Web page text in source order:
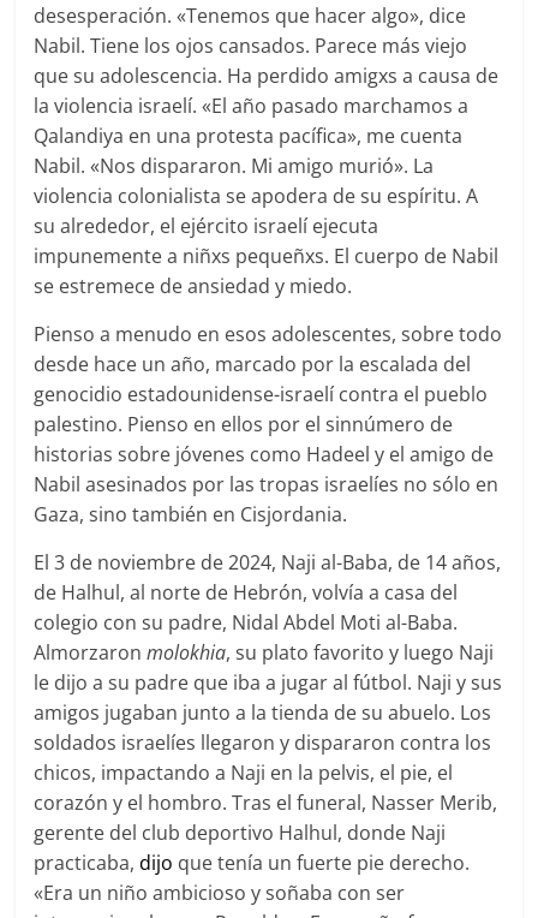
desesperación. «Tenemos que hacer algo», dice
Nabil. Tiene los ojos cansados. Parece más viejo
que su adolescencia. Ha perdido amigxs a causa de
la violencia israelí. «El año pasado marchamos a
Qalandiya en una protesta pacífica», me cuenta
Nabil. «Nos dispararon. Mi amigo murió». La
violencia colonialista se apodera de su espíritu. A
su alrededor, el ejército israelí ejecuta
impunemente a niñxs pequeñxs. El cuerpo de Nabil
se estremece de ansiedad y miedo.
Pienso a menudo en esos adolescentes, sobre todo
desde hace un año, marcado por la escalada del
genocidio estadounidense-israelí contra el pueblo
palestino. Pienso en ellos por el sinnúmero de
historias sobre jóvenes como Hadeel y el amigo de
Nabil asesinados por las tropas israelíes no sólo en
Gaza, sino también en Cisjordania.
El 3 de noviembre de 2024, Naji al-Baba, de 14 años,
de Halhul, al norte de Hebrón, volvía a casa del
colegio con su padre, Nidal Abdel Moti al-Baba.
Almorzaronmolokhia, su plato favorito y luego Naji
le dijo a su padre que iba a jugar al fútbol. Naji y sus
amigos jugaban junto a la tienda de su abuelo. Los
soldados israelíes llegaron y dispararon contra los
chicos, impactando a Naji en la pelvis, el pie, el
corazón y el hombro. Tras el funeral, Nasser Merib,
gerente del club deportivo Halhul, donde Naji
practicaba,dijo que tenía un fuerte pie derecho.
«Era un niño ambicioso y soñaba con ser